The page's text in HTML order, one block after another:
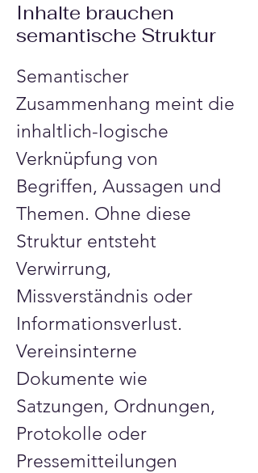
Inhalte brauchen
semantische Struktur
Semantischer
Zusammenhang meint die
inhaltlich-logische
Verknüpfung von
Begriffen, Aussagen und
Themen. Ohne diese
Struktur entsteht
Verwirrung,
Missverständnis oder
Informationsverlust.
Vereinsinterne
Dokumente wie
Satzungen, Ordnungen,
Protokolle oder
Pressemitteilungen